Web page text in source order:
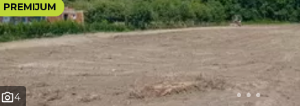
PREMIJUM
4